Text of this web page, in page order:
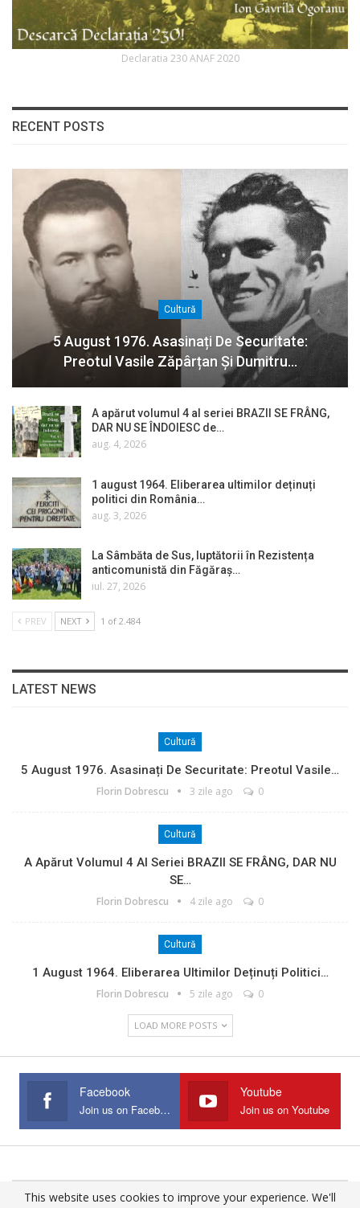
Declaratia 230 ANAF 2020
RECENT POSTS
Cultură
5 August 1976. Asasinați De Securitate:
Preotul Vasile Zăpârțan Și Dumitru…
A apărut volumul 4 al seriei BRAZII SE FRÂNG,
DAR NU SE ÎNDOIESC de…
aug. 4, 2026
1 august 1964. Eliberarea ultimilor deținuți
politici din România…
aug. 3, 2026
La Sâmbăta de Sus, luptătorii în Rezistența
anticomunistă din Făgăraș…
iul. 27, 2026
PREV NEXT 1 of 2.484
LATEST NEWS
Cultură
5 August 1976. Asasinați De Securitate: Preotul Vasile…
Florin Dobrescu 3 zile ago 0
Cultură
A Apărut Volumul 4 Al Seriei BRAZII SE FRÂNG, DAR NU
SE…
Florin Dobrescu 4 zile ago 0
Cultură
1 August 1964. Eliberarea Ultimilor Deținuți Politici…
Florin Dobrescu 5 zile ago 0
LOAD MORE POSTS
Facebook
Join us on Facebook
Youtube
Join us on Youtube
© 2025 - All Rights Reserved.
This website uses cookies to improve your experience. We'll